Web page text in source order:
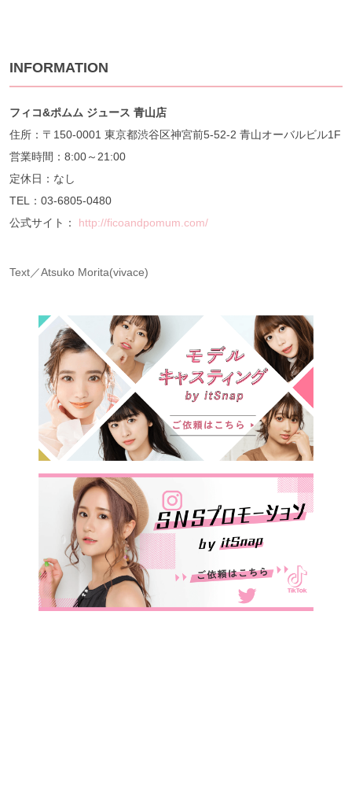
INFORMATION
フィコ&ポムム ジュース 青山店
住所：〒150-0001 東京都渋谷区神宮前5-52-2 青山オーバルビル1F
営業時間：8:00～21:00
定休日：なし
TEL：03-6805-0480
公式サイト： http://ficoandpomum.com/
Text／Atsuko Morita(vivace)